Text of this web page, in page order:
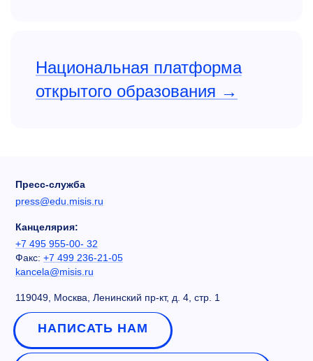
Национальная платформа
открытого образования
Пресс-служба
press@edu.misis.ru
Канцелярия:
+7 495 955-00- 32
Факс: +7 499 236-21-05
kancela@misis.ru
119049, Москва, Ленинский пр-кт, д. 4, стр. 1
НАПИСАТЬ НАМ